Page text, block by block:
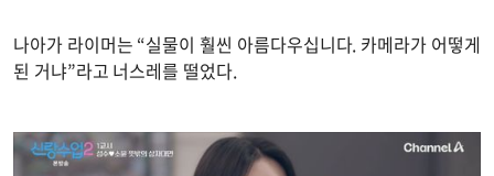
나아가 라이머는 “실물이 훨씬 아름다우십니다. 카메라가 어떻게
된 거냐”라고 너스레를 떨었다.